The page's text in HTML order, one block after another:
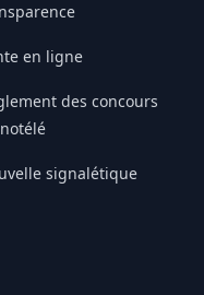
en ligne
des concours
signalétique